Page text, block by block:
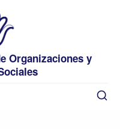
Organizaciones y